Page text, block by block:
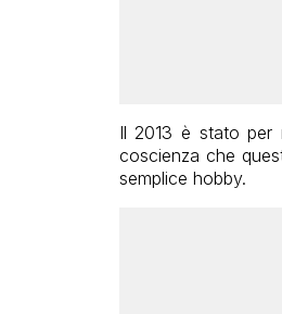
Il 2013 è stato per
coscienza che
semplice hobby.